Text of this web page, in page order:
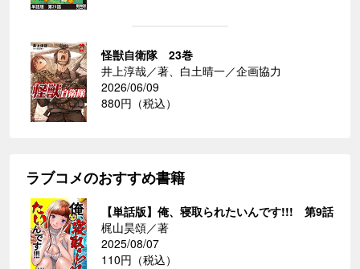
怪獣自衛隊 23巻
井上淳哉／著、白土晴一／企画協力
2026/06/09
880円（税込）
ラブコメのおすすめ書籍
【単話版】俺、寝取られたいんです!!! 第9話
梶山昊頌／著
2025/08/07
110円（税込）